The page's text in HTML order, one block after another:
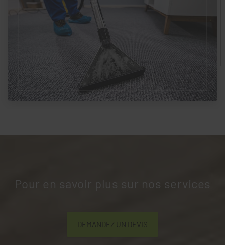
Pour en savoir plus sur nos services
DEMANDEZ UN DEVIS